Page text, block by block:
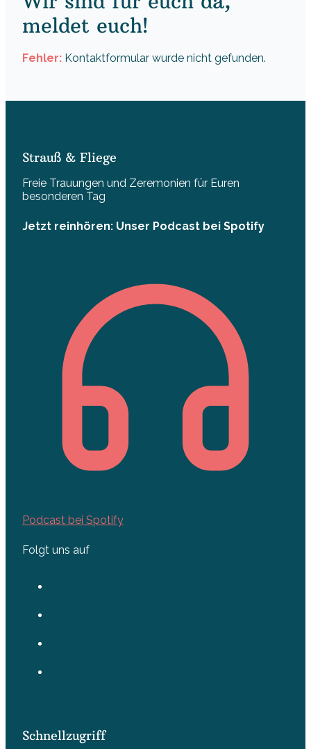
meldet euch!
Fehler: Kontaktformular wurde nicht gefunden.
Strauß & Fliege
Freie Trauungen und Zeremonien für Euren
besonderen Tag
Jetzt reinhören: Unser Podcast bei Spotify
Podcast bei Spotify
Folgt uns auf
Schnellzugriff